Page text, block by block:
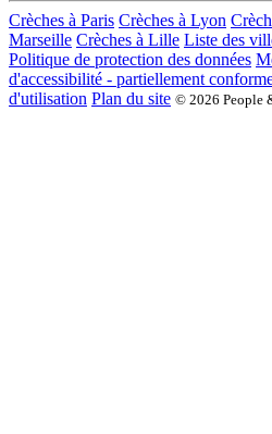
Crèches à Paris Crèches à Lyon
Marseille Crèches à Lille Liste des
Politique de protection des données
d'accessibilité - partiellement
d'utilisation Plan du site © 2026 People